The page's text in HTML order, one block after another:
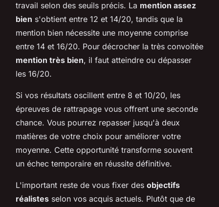
travail selon des seuils précis. La mention assez
bien s'obtient entre 12 et 14/20, tandis que la
mention bien nécessite une moyenne comprise
entre 14 et 16/20. Pour décrocher la très convoitée
mention très bien, il faut atteindre ou dépasser
les 16/20.
Si vos résultats oscillent entre 8 et 10/20, les
épreuves de rattrapage vous offrent une seconde
chance. Vous pourrez repasser jusqu'à deux
matières de votre choix pour améliorer votre
moyenne. Cette opportunité transforme souvent
un échec temporaire en réussite définitive.
L'important reste de vous fixer des objectifs
réalistes selon vos acquis actuels. Plutôt que de